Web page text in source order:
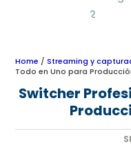
Home /Streaming y
Todo en Uno para
Switcher